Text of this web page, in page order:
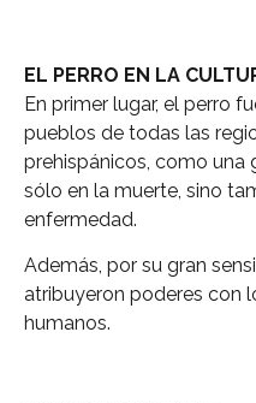
EL PERRO EN LA
En primer lugar, el perro
pueblos de todas las
prehispánicos, como una
sólo en la muerte, sino
enfermedad.
Además, por su gran
atribuyeron poderes con
humanos.